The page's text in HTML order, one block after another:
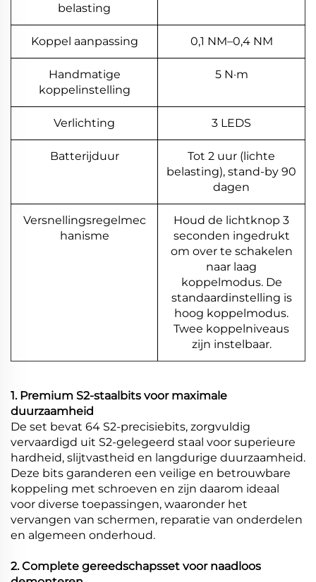
belasting
Koppel aanpassing 0,1 NM–0,4 NM
Handmatige
koppelinstelling
5 N·m
Verlichting 3 LEDS
Batterijduur
Tot 2 uur (lichte
belasting), stand-by 90
dagen
Versnellingsregelmec
hanisme
Houd de lichtknop 3
seconden ingedrukt
om over te schakelen
naar laag
koppelmodus. De
standaardinstelling is
hoog koppelmodus.
Twee koppelniveaus
zijn instelbaar.
1. Premium S2-staalbits voor maximale
duurzaamheid
De set bevat 64 S2-precisiebits, zorgvuldig
vervaardigd uit S2-gelegeerd staal voor superieure
hardheid, slijtvastheid en langdurige duurzaamheid.
Deze bits garanderen een veilige en betrouwbare
koppeling met schroeven en zijn daarom ideaal
voor diverse toepassingen, waaronder het
vervangen van schermen, reparatie van onderdelen
en algemeen onderhoud.
2. Complete gereedschapsset voor naadloos